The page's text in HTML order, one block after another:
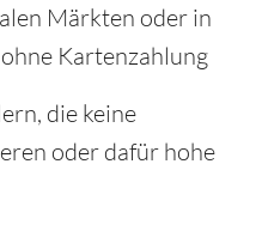
Märkten oder in
Kartenzahlung
die keine
oder dafür hohe